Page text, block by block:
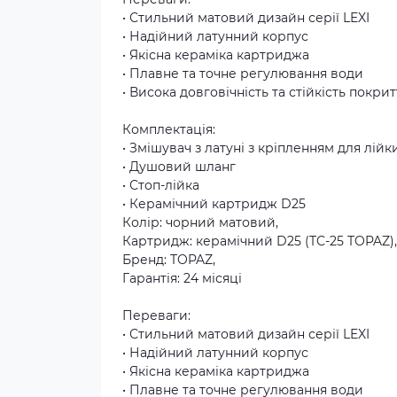
• Стильний матовий дизайн серії LEXI
• Надійний латунний корпус
• Якісна кераміка картриджа
• Плавне та точне регулювання води
• Висока довговічність та стійкість
Комплектація:
• Змішувач з латуні з кріпленням для
• Душовий шланг
• Стоп-лійка
• Керамічний картридж D25
Колір: чорний матовий,
Картридж: керамічний D25 (TC-25 TOPAZ),
Бренд: TOPAZ,
Гарантія: 24 місяці
Переваги:
• Стильний матовий дизайн серії LEXI
• Надійний латунний корпус
• Якісна кераміка картриджа
• Плавне та точне регулювання води